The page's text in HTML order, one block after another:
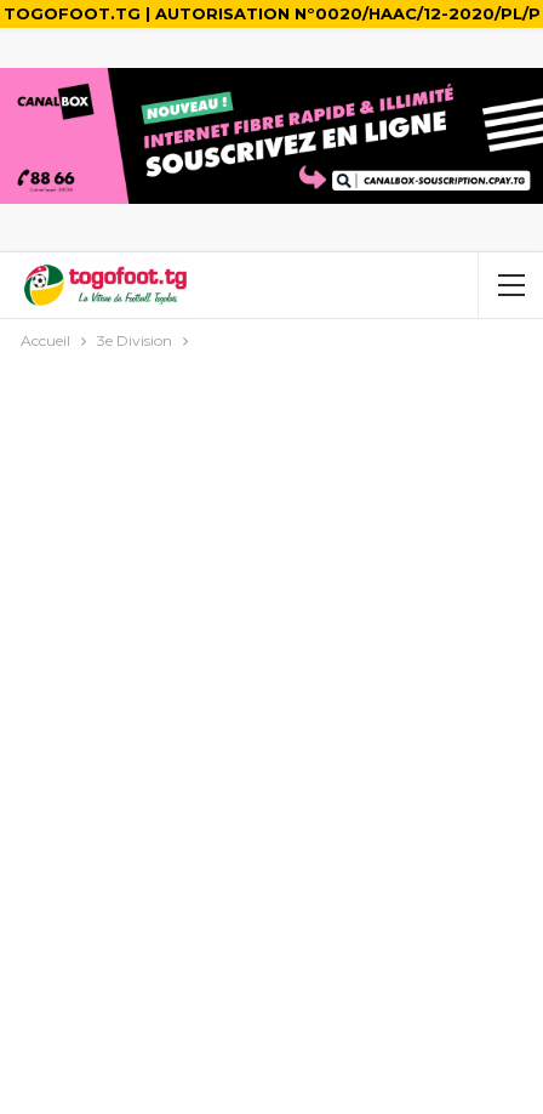
TOGOFOOT.TG | AUTORISATION N°0020/HAAC/12-2020/PL/P
Accueil 3e Division